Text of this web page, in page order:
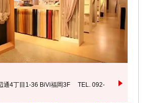
通4丁目1-36 BiVi福岡3F
TEL. 092-